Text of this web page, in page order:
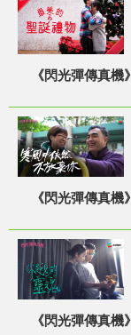
《閃光彈傳真
《閃光彈傳真
《閃光彈傳真